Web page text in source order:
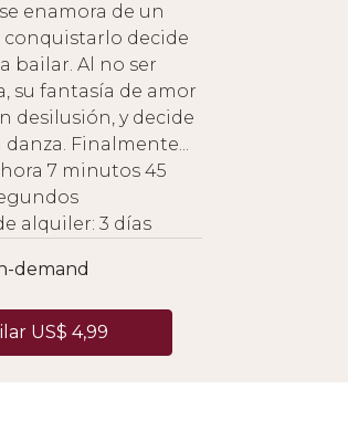
enamora de un
conquistarlo decide
bailar. Al no ser
su fantasía de amor
desilusión, y decide
Finalmente...
7 minutos 45
alquiler: 3 días
demand
US$ 4,99